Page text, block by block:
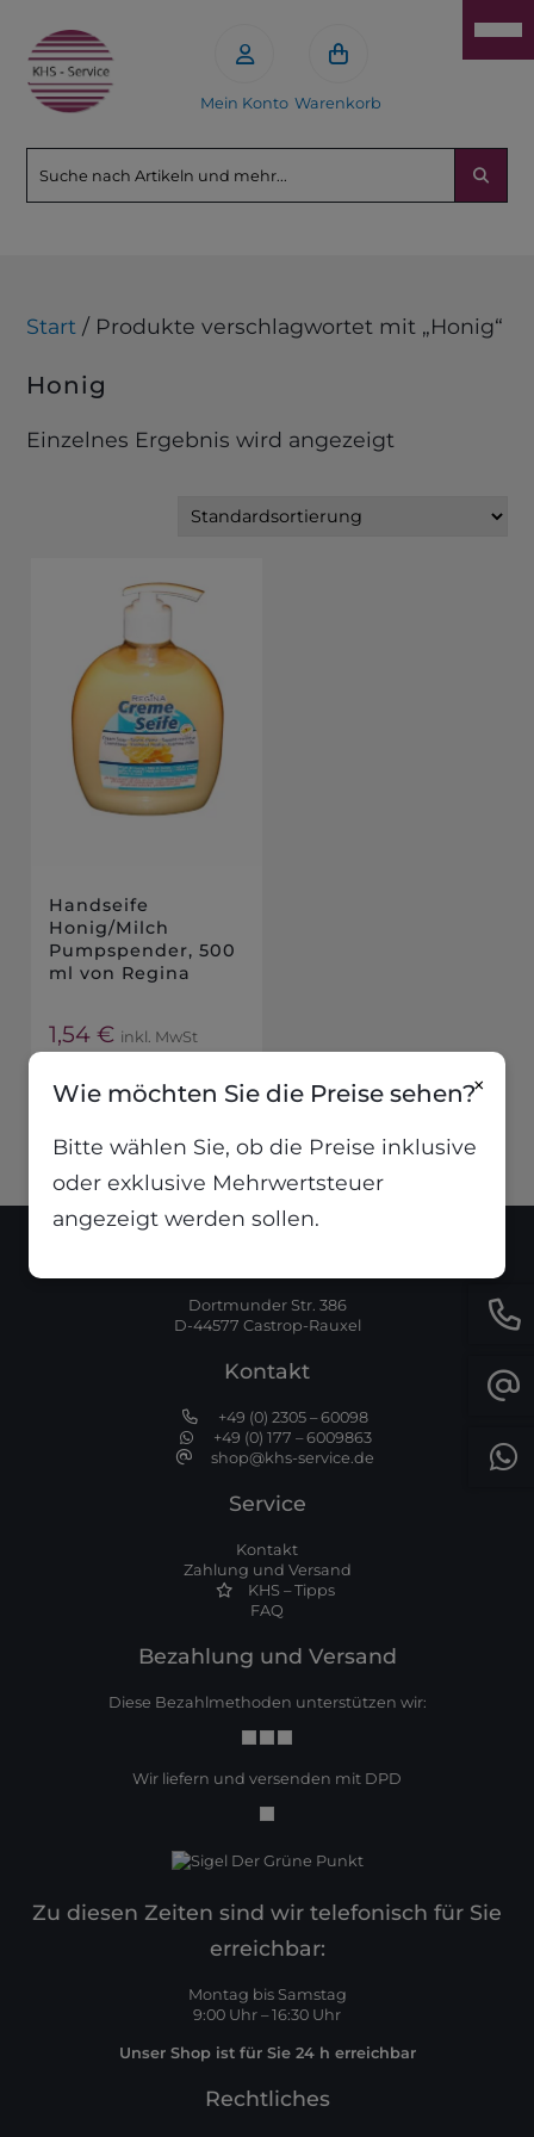
×
Wie möchten Sie die Preise sehen?
Bitte wählen Sie, ob die Preise inklusive
oder exklusive Mehrwertsteuer
angezeigt werden sollen.
Mein Konto Warenkorb
Start / Produkte verschlagwortet mit „Honig“
Honig
Einzelnes Ergebnis wird angezeigt
Handseife
Honig/Milch
Pumpspender, 500
ml von Regina
1,54€ inkl. MwSt
Dortmunder Str. 386
D-44577 Castrop-Rauxel
Kontakt
+49 (0) 2305 – 60098
+49 (0) 177 – 6009863
shop@khs-service.de
Service
Kontakt
Zahlung und Versand
KHS – Tipps
FAQ
Bezahlung und Versand
Diese Bezahlmethoden unterstützen wir:
Wir liefern und versenden mit DPD
Zu diesen Zeiten sind wir telefonisch für Sie
erreichbar:
Montag bis Samstag
9:00 Uhr – 16:30 Uhr
Unser Shop ist für Sie 24 h erreichbar
Rechtliches